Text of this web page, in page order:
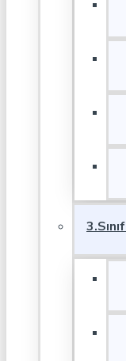
3.Sınıf